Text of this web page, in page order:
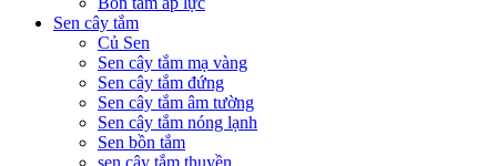
Sen cây tắm
Củ Sen
Sen cây tắm mạ vàng
Sen cây tắm đứng
Sen cây tắm âm tường
Sen cây tắm nóng lạnh
Sen bồn tắm
sen cây tắm thuyền